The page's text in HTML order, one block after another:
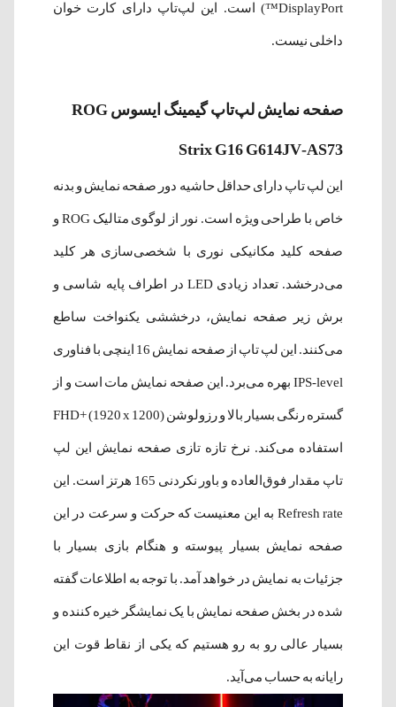
DisplayPort™) است. این لپ‌تاپ دارای کارت خوان
داخلی نیست.
صفحه نمایش لپ‌تاپ گیمینگ ایسوس ROG
Strix G16 G614JV-AS73
این لپ تاپ دارای حداقل حاشیه دور صفحه نمایش و بدنه
خاص با طراحی ویژه است. نور از لوگوی متالیک ROG و
صفحه کلید مکانیکی نوری با شخصی‌سازی هر کلید
می‌درخشد. تعداد زیادی LED در اطراف پایه شاسی و
برش زیر صفحه نمایش، درخششی یکنواخت ساطع
می‌کنند‌. این لپ تاپ از صفحه نمایش 16 اینچی با فناوری
IPS-level بهره می‌برد. این صفحه نمایش مات است و از
گستره رنگی بسیار بالا و رزولوشن FHD+ (1920 x 1200)
استفاده می‌کند. نرخ تازه تازی صفحه نمایش این لپ
تاپ مقدار فوق‌العاده و باور نکردنی 165 هرتز است. این
Refresh rate به این معنیست که حرکت و سرعت در این
صفحه نمایش بسیار پیوسته و هنگام بازی بسیار با
جزئیات به نمایش در خواهد آمد. با توجه به اطلاعات گفته
شده در بخش صفحه نمایش با یک نمایشگر خیره کننده و
بسیار عالی رو به رو هستیم که یکی از نقاط قوت این
رایانه به حساب می‌آید.